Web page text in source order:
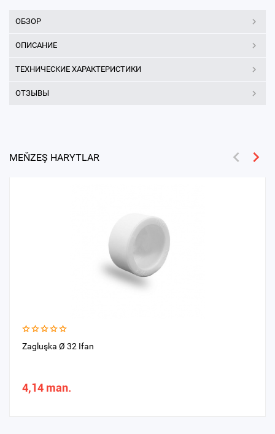
ОБЗОР
ОПИСАНИЕ
ТЕХНИЧЕСКИЕ ХАРАКТЕРИСТИКИ
ОТЗЫВЫ
MEŇZEŞ HARYTLAR
Zagluşka Ø 32 Ifan
4,14 man.